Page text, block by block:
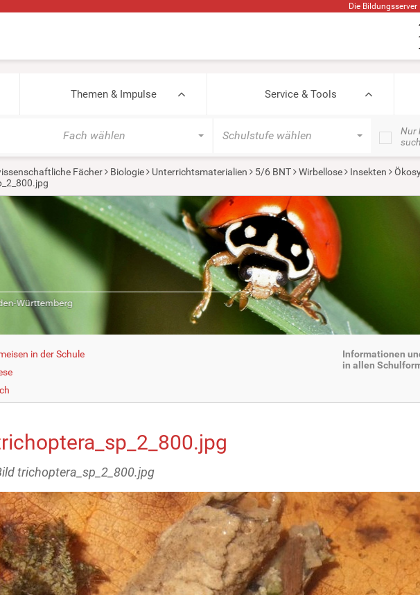
Die Bildungsserver
Themen & Impulse Service & Tools
Fach wählen Schulstufe wählen
Nur
Fächer Biologie Unterrichtsmaterialien 5/6 BNT Wirbellose Insekten
in der Schule
Informationen
in allen
trichoptera_sp_2_800.jpg